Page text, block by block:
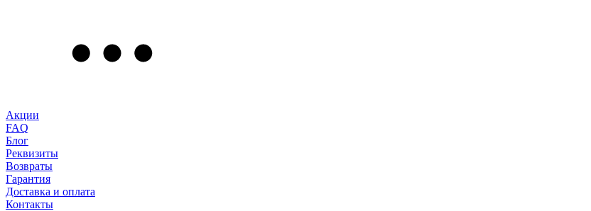
Акции
FAQ
Блог
Реквизиты
Возвраты
Гарантия
Доставка и оплата
Контакты